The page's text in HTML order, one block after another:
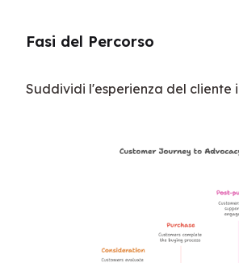
Fasi del Percorso
Suddividi l'esperienza del cliente